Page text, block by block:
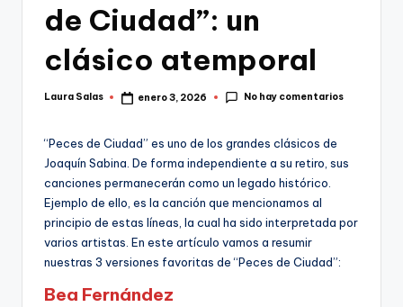
de Ciudad”: un
clásico atemporal
Publicado
Laura Salas enero 3, 2026 No hay comentarios
“Peces de Ciudad” es uno de los grandes clásicos de
Joaquín Sabina. De forma independiente a su retiro, sus
canciones permanecerán como un legado histórico.
Ejemplo de ello, es la canción que mencionamos al
principio de estas líneas, la cual ha sido interpretada por
varios artistas. En este artículo vamos a resumir
nuestras 3 versiones favoritas de “Peces de Ciudad”:
Bea Fernández